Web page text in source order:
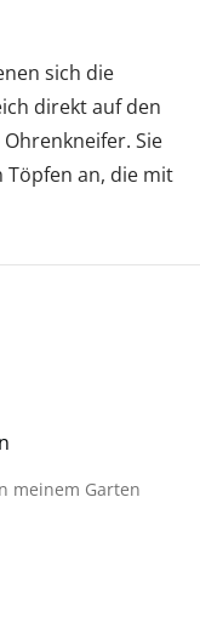
sich die
direkt auf den
Sie
an, die mit
meinem Garten